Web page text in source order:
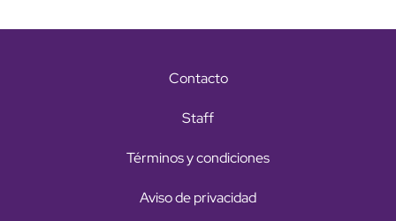
Contacto
Staff
Términos y condiciones
Aviso de privacidad